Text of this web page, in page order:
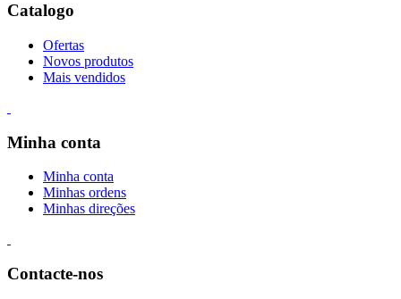
Catalogo
Ofertas
Novos produtos
Mais vendidos
Minha conta
Minha conta
Minhas ordens
Minhas direções
Contacte-nos